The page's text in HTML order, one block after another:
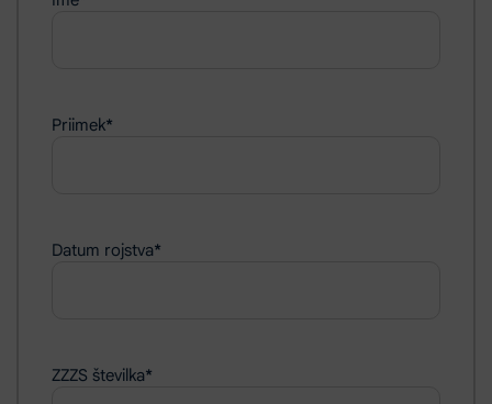
Priimek*
Datum rojstva*
ZZZS številka*